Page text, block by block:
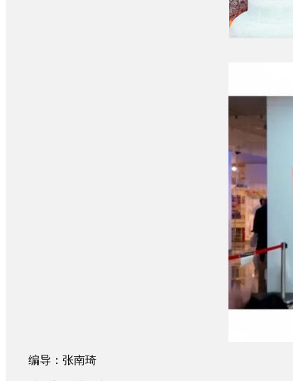
编导：张南琦